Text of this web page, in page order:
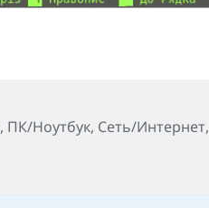
, ПК/Ноутбук, Сеть/Интернет,